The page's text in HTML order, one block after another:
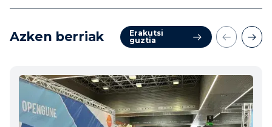
Azken berriak
Erakutsi
guztia